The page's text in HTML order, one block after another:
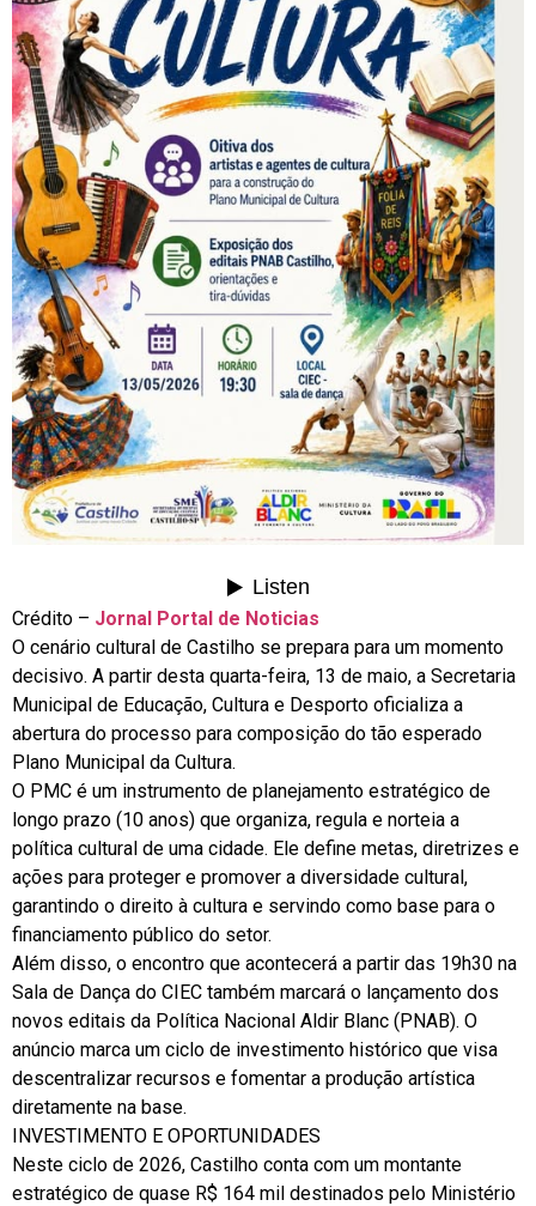
Crédito – Jornal Portal de Noticias
O cenário cultural de Castilho se prepara para um momento
decisivo. A partir desta quarta-feira, 13 de maio, a Secretaria
Municipal de Educação, Cultura e Desporto oficializa a
abertura do processo para composição do tão esperado
Plano Municipal da Cultura.
O PMC é um instrumento de planejamento estratégico de
longo prazo (10 anos) que organiza, regula e norteia a
política cultural de uma cidade. Ele define metas, diretrizes e
ações para proteger e promover a diversidade cultural,
garantindo o direito à cultura e servindo como base para o
financiamento público do setor.
Além disso, o encontro que acontecerá a partir das 19h30 na
Sala de Dança do CIEC também marcará o lançamento dos
novos editais da Política Nacional Aldir Blanc (PNAB). O
anúncio marca um ciclo de investimento histórico que visa
descentralizar recursos e fomentar a produção artística
diretamente na base.
INVESTIMENTO E OPORTUNIDADES
Neste ciclo de 2026, Castilho conta com um montante
estratégico de quase R$ 164 mil destinados pelo Ministério